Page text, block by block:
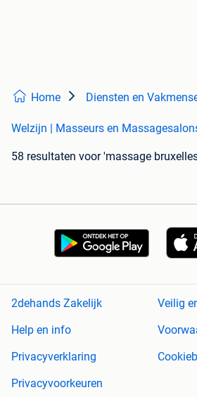
Home Diensten en
Welzijn | Masseurs en
58 resultaten voor 'massage
2dehands Zakelijk
Veilig
Help en info
Privacyverklaring
Privacyvoorkeuren